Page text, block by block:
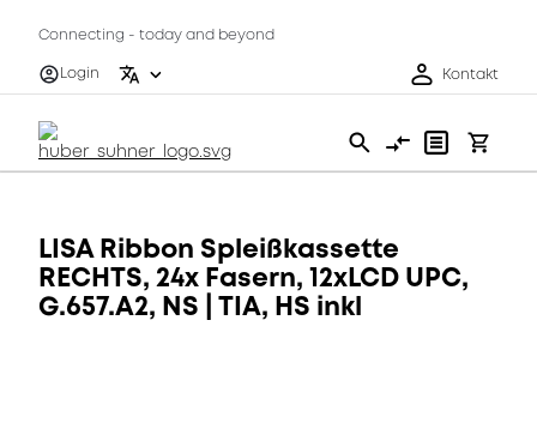
Connecting - today and beyond
Login
Kontakt
LISA Ribbon Spleißkassette
RECHTS, 24x Fasern, 12xLCD UPC,
G.657.A2, NS | TIA, HS inkl